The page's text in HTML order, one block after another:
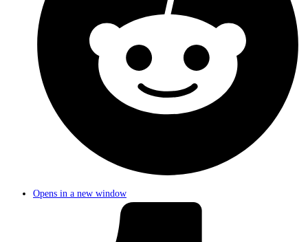
Opens in a new window